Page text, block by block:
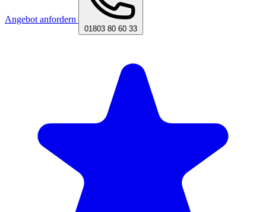
Angebot anfordern
01803 80 60 33